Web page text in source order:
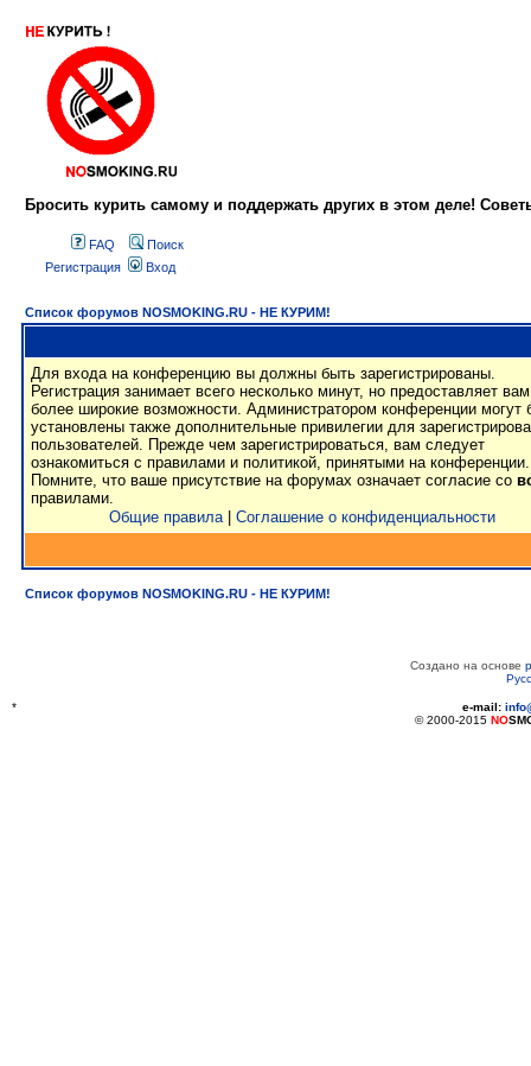
Бросить курить самому и поддержать других в этом деле!
FAQ
Поиск
Регистрация
Вход
Список форумов NOSMOKING.RU - НЕ КУРИМ!
Для входа на конференцию вы должны быть зарегистрированы.
Регистрация занимает всего несколько минут, но предоставляет вам
более широкие возможности. Администратором конференции могут
установлены также дополнительные привилегии для
пользователей. Прежде чем зарегистрироваться, вам следует
ознакомиться с правилами и политикой, принятыми на конференции.
Помните, что ваше присутствие на форумах означает согласие со
правилами.
Общие правила| Соглашение о конфиденциальности
Список форумов NOSMOKING.RU - НЕ КУРИМ!
Создано на основе
* e-mail:
© 2000-2015 NO